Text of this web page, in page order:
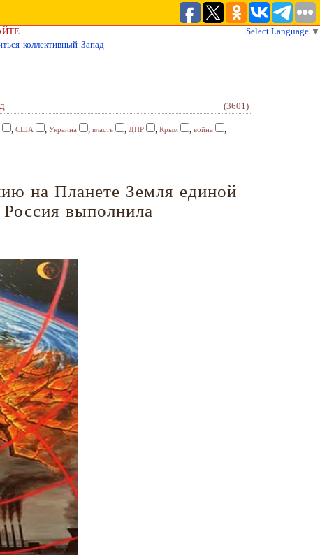
Select Language ▼
коллективный Запад
(3601)
, США , Украина , власть , ДНР , Крым , война ,
на Планете Земля единой
выполнила